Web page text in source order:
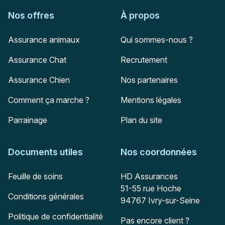
Nos offres
Assurance animaux
Assurance Chat
Assurance Chien
Comment ça marche ?
Parrainage
À propos
Qui sommes-nous ?
Recrutement
Nos partenaires
Mentions légales
Plan du site
Documents utiles
Feuille de soins
Conditions générales
Politique de confidentialité
Nos coordonnées
Adresse postale
HD Assurances
51-55 rue Hoche
94767 Ivry-sur-Seine
Pas encore client ?